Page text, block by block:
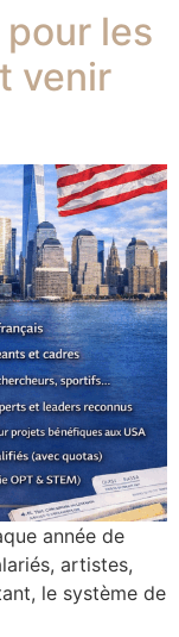
les
venir
année de
artistes,
le système de